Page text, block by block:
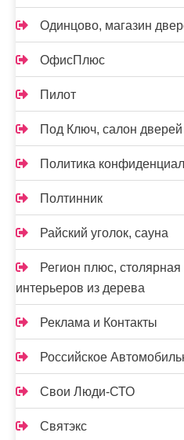
Одинцово, магазин
ОфисПлюс
Пилот
Под Ключ, салон дверей
Политика
Полтинник
Райский уголок, сауна
Регион плюс,
интерьеров из дерева
Реклама и Контакты
Российское
Свои Люди-СТО
Святэкс